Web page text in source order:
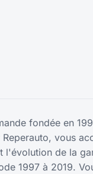
fondée en
vous
l'évolution de la
1997 à 2019.